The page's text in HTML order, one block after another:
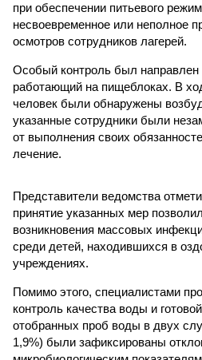
при обеспечении питьевого
несвоевременное или неполное
осмотров сотрудников лагерей.
Особый контроль был направлен
работающий на пищеблоках. В
человек были обнаружены
указанные сотрудники были
от выполнения своих
лечение.
Представители ведомства
принятие указанных мер
возникновения массовых
среди детей, находившихся в
учреждениях.
Помимо этого, специалистами
контроль качества воды и
отобранных проб воды в двух
1,9%) были зафиксированы